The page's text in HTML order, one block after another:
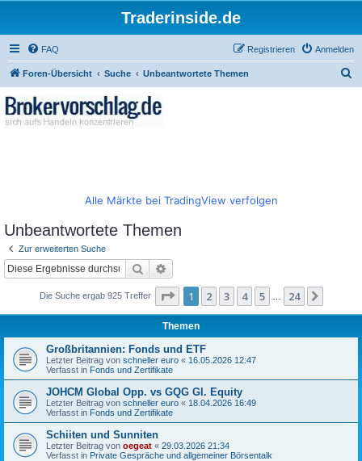
Traderinside.de
FAQ Anmelden
Registrieren
Foren-Übersicht Suche Unbeantwortete Themen
Alle Märkte bei TradingView verfolgen
Unbeantwortete Themen
Zur erweiterten Suche
Suche
Die Suche ergab 925 Treffer Seite 1von 24
1 2 3 4 5 24
Themen
Großbritannien: Fonds und ETF
Letzter Beitrag von schneller euro « 16.05.2026 12:47
Verfasst in Fonds und Zertifikate
JOHCM Global Opp. vs GQG Gl. Equity
Letzter Beitrag von schneller euro « 18.04.2026 16:49
Verfasst in Fonds und Zertifikate
Schiiten und Sunniten
Letzter Beitrag von oegeat « 29.03.2026 21:34
Verfasst in Private Gespräche und allgemeiner Börsentalk